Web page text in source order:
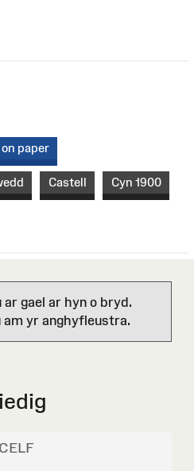
paper
Castell Cyn 1900
gael ar hyn o bryd.
am yr anghyfleustra.
CELF